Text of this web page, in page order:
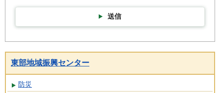
送信
東部地域振興センター
防災